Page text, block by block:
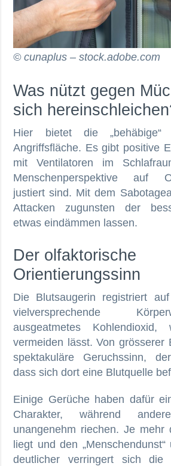
© cunaplus – stock.adobe.com
Was nützt gegen
sich
Hier bietet die „behäbige“
Angriffsfläche. Es gibt positive
mit Ventilatoren im
Menschenperspektive auf
justiert sind. Mit dem
Attacken zugunsten der
etwas eindämmen lassen.
Der olfaktorische
Orientierungssinn
Die Blutsaugerin registriert
vielversprechende
ausgeatmetes
vermeiden lässt. Von grösserer
spektakuläre Geruchssinn,
dass sich dort eine Blutquelle
Einige Gerüche haben dafür
Charakter, während
unangenehm riechen. Je
liegt und den
deutlicher verringert sich